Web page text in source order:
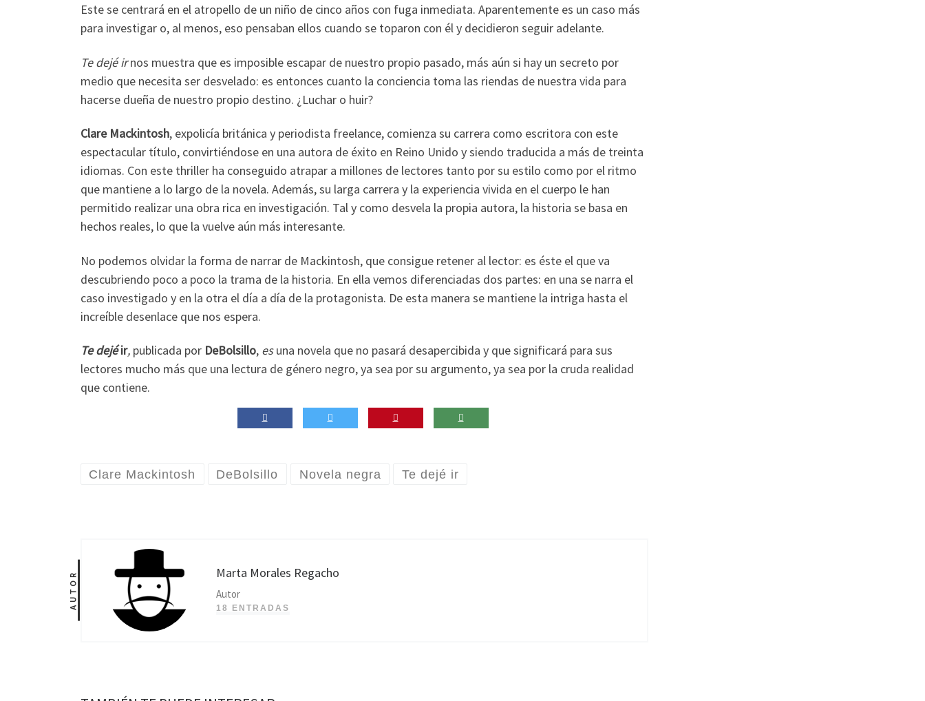
Este se centrará en el atropello de un niño de cinco años con fuga inmediata. Aparentemente es un caso más
para investigar o, al menos, eso pensaban ellos cuando se toparon con él y decidieron seguir adelante.
Te dejé irnos muestra que es imposible escapar de nuestro propio pasado, más aún si hay un secreto por
medio que necesita ser desvelado: es entonces cuanto la conciencia toma las riendas de nuestra vida para
hacerse dueña de nuestro propio destino. ¿Luchar o huir?
Clare Mackintosh, expolicía británica y periodista freelance, comienza su carrera como escritora con este
espectacular título, convirtiéndose en una autora de éxito en Reino Unido y siendo traducida a más de treinta
idiomas. Con este thriller ha conseguido atrapar a millones de lectores tanto por su estilo como por el ritmo
que mantiene a lo largo de la novela. Además, su larga carrera y la experiencia vivida en el cuerpo le han
permitido realizar una obra rica en investigación. Tal y como desvela la propia autora, la historia se basa en
hechos reales, lo que la vuelve aún más interesante.
No podemos olvidar la forma de narrar de Mackintosh, que consigue retener al lector: es éste el que va
descubriendo poco a poco la trama de la historia. En ella vemos diferenciadas dos partes: en una se narra el
caso investigado y en la otra el día a día de la protagonista. De esta manera se mantiene la intriga hasta el
increíble desenlace que nos espera.
Te dejéir, publicada por DeBolsillo, esuna novela que no pasará desapercibida y que significará para sus
lectores mucho más que una lectura de género negro, ya sea por su argumento, ya sea por la cruda realidad
que contiene.
Clare Mackintosh DeBolsillo Novela negra Te dejé ir
AUTOR Marta Morales Regacho
Autor
18 ENTRADAS